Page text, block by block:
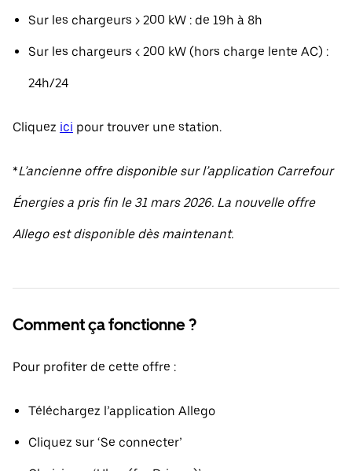
Sur les chargeurs > 200 kW : de 19h à 8h
Sur les chargeurs < 200 kW (hors charge lente AC) :
24h/24
Cliquez ici pour trouver une station.
*L’ancienne offre disponible sur l’application Carrefour
Énergies a pris fin le 31 mars 2026. La nouvelle offre
Allego est disponible dès maintenant.
Comment ça fonctionne ?
Pour profiter de cette offre :
Téléchargez l’application Allego
Cliquez sur ‘Se connecter’